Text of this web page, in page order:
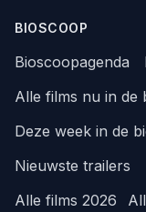
BIOSCOOP
Bioscoopagenda
Alle films nu in de
Deze week in de
Nieuwste trailers
Alle films 2026